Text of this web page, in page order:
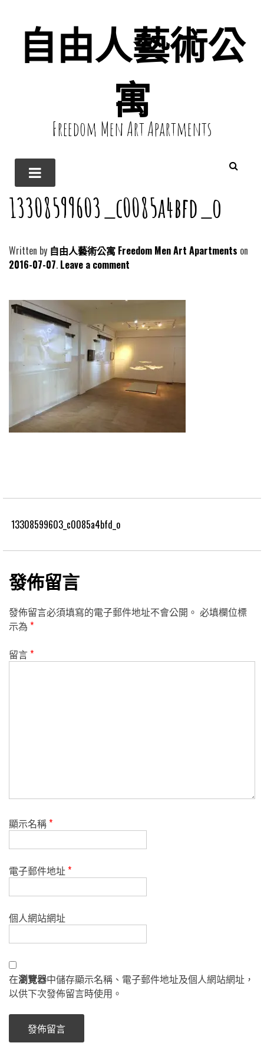
自由人藝術公
寓
Freedom Men Art Apartments
13308599603_c0085a4bfd_o
Written by 自由人藝術公寓 Freedom Men Art Apartments
2016-07-07 Leave a comment
13308599603_c0085a4bfd_o
發佈留言
發佈留言必須填寫的電子郵件地址不會公開。 必填欄位標
示為 *
留言*
顯示名稱*
電子郵件地址*
個人網站網址
在瀏覽器中儲存顯示名稱、電子郵件地址及個人網站網址，
以供下次發佈留言時使用。